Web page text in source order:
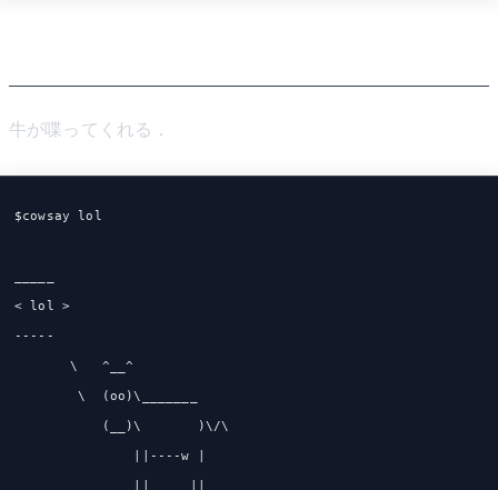
牛が喋ってくれる．
$cowsay lol
< lol >
-----
       \   ^__^
        \  (oo)\_______
           (__)\       )\/\
               ||----w |
               ||     ||